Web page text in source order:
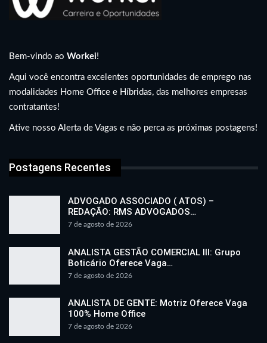
Bem-vindo ao Workei!
Aqui você encontra excelentes oportunidades de emprego nas
modalidades Home Office e Híbridas, das melhores empresas
contratantes!
Ative nosso Alerta de Vagas e não perca as próximas postagens!
Postagens Recentes
ADVOGADO ASSOCIADO ( ATOS) –
REDAÇÃO: RMS ADVOGADOS…
7 de agosto de 2026
ANALISTA GESTÃO COMERCIAL III: Grupo
Boticário Oferece Vaga…
7 de agosto de 2026
ANALISTA DE GENTE: Motriz Oferece Vaga
100% Home Office
7 de agosto de 2026